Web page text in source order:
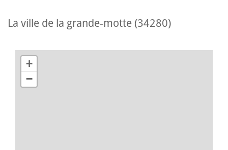
la ville de la grande-motte (34280)
+
−